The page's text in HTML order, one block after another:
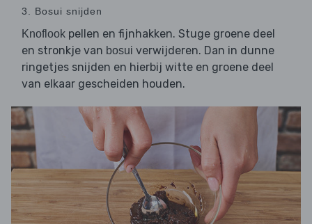
3. Bosui snijden
Knoflook pellen en fijnhakken. Stuge groene deel
en stronkje van bosui verwijderen. Dan in dunne
ringetjes snijden en hierbij witte en groene deel
van elkaar gescheiden houden.